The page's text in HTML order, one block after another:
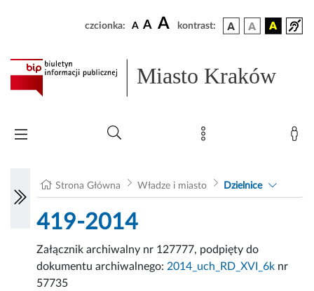
czcionka: A A A kontrast:
Miasto Kraków
Strona Główna Władze i miasto Dzielnice
419-2014
Załącznik archiwalny nr 127777, podpięty do
dokumentu archiwalnego: 2014_uch_RD_XVI_6k nr
57735